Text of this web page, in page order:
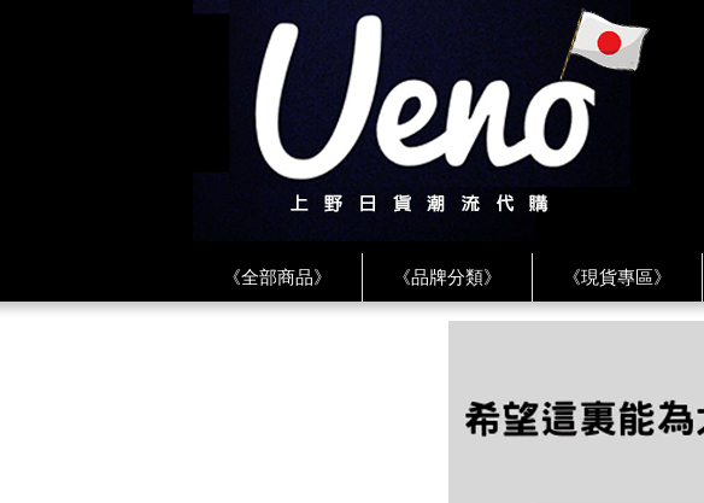
《全部商品》 《品牌分類》 《現貨專區》
《CDG》 《FREAK'S STORE》